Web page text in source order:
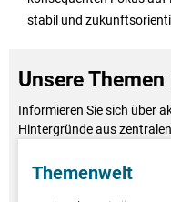
stabil und
Unsere
Informieren Sie sich über
Hintergründe aus
Themenwelt